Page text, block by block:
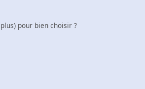
pour bien choisir ?